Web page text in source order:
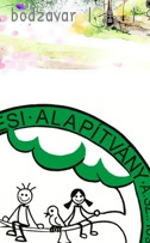
bodzavar | |